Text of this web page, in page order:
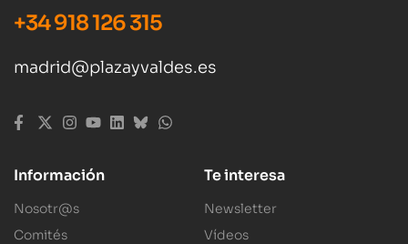
+34 918 126 315
madrid@plazayvaldes.es
Información
Nosotr@s
Comités
Te interesa
Newsletter
Vídeos